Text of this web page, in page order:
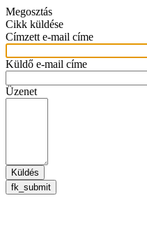
Megosztás
Cikk küldése
Címzett e-mail címe
Küldő e-mail címe
Üzenet